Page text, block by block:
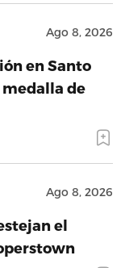
Ago 8, 2026
en Santo
de
Ago 8, 2026
el